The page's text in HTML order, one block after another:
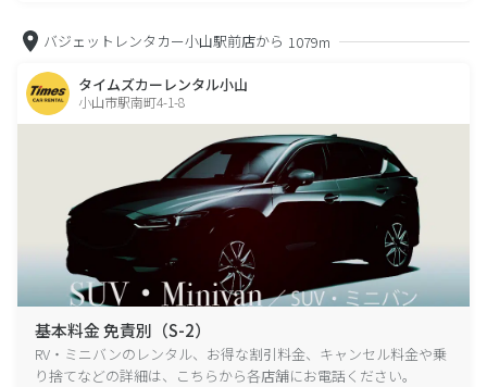
バジェットレンタカー小山駅前店から 1079m
タイムズカーレンタル小山
小山市駅南町4-1-8
基本料金 免責別（S-2）
RV・ミニバンのレンタル、お得な割引料金、キャンセル料金や乗
り捨てなどの詳細は、こちらから各店舗にお電話ください。